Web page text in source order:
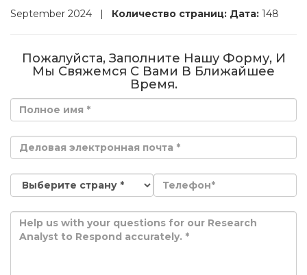
September 2024 | Количество страниц: Дата: 148
Пожалуйста, Заполните Нашу Форму, И
Мы Свяжемся С Вами В Ближайшее
Время.